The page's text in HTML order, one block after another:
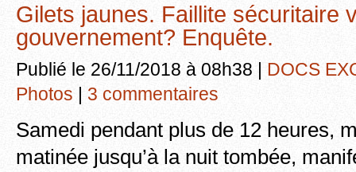
Gilets jaunes. Faillite sécuritaire
gouvernement? Enquête.
Publié le 26/11/2018 à 08h38 | DOCS
Photos
3 commentaires
Samedi pendant plus de 12 heures,
matinée jusqu’à la nuit tombée,